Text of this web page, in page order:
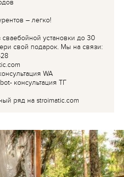
– легко!
сваебойной установки до 30
свой подарок. Мы на связи:
WA
консультация ТГ
ряд на stroimatic.com